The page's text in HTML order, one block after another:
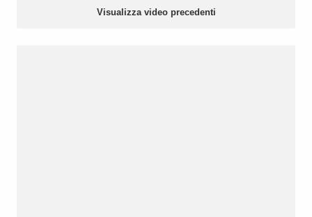
Visualizza video precedenti